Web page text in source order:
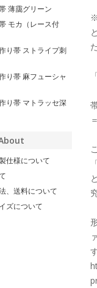
薄靄グリーン
モカ（レース付
り帯 ストライプ刺
り帯 麻フューシャ
り帯 マトラッセ深
仕様について
、送料について
ズについて